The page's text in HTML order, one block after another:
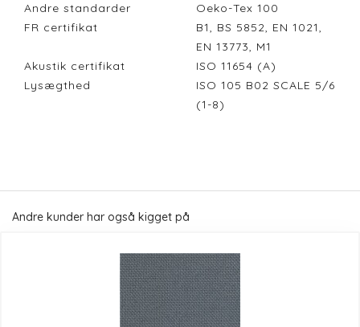
Andre standarder
Oeko-Tex 100
FR certifikat
B1, BS 5852, EN 1021,
EN 13773, M1
Akustik certifikat
ISO 11654 (A)
Lysægthed
ISO 105 B02 SCALE 5/6
(1-8)
Andre kunder har også kigget på